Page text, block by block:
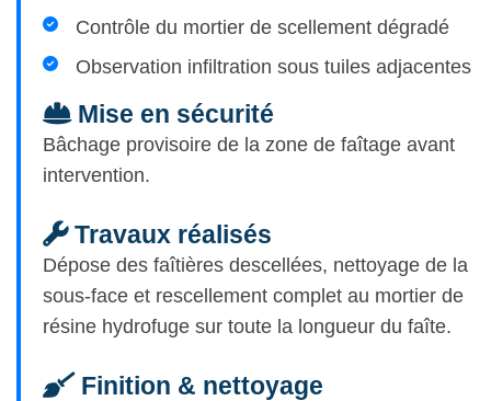
Contrôle du mortier de scellement dégradé
Observation infiltration sous tuiles adjacentes
Mise en sécurité
Bâchage provisoire de la zone de faîtage avant
intervention.
Travaux réalisés
Dépose des faîtières descellées, nettoyage de la
sous-face et rescellement complet au mortier de
résine hydrofuge sur toute la longueur du faîte.
Finition & nettoyage